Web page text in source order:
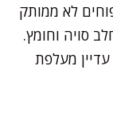
לא ממותק
סויה וחומץ.
מעלפת